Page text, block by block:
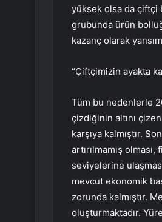
yüksek olsa da çiftçi
grubunda ürün
kazanç olarak
“Çiftçimizin ayakta
Tüm bu nedenlerle
çizdiğinin altını
karşıya kalmıştır.
artırılmamış
seviyelerine
mevcut ekonomik
zorunda kalmıştır.
oluşturmaktadır.